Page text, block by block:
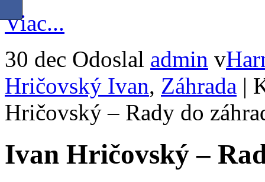
Viac...
30 dec Odoslal admin v
Hričovský Ivan, Záhrada |
Hričovský – Rady do
Ivan Hričovský –